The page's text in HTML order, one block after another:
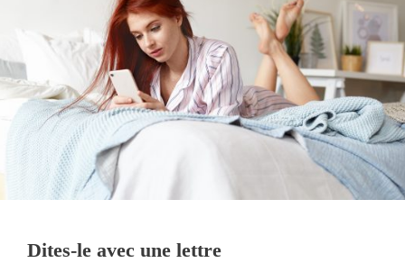
Dites-le avec une lettre